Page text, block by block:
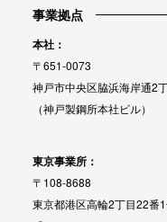
事業拠点
本社：
〒651-0073
神戸市中央区脇浜海岸通2
（神戸製鋼所本社ビル）
東京事業所：
〒108-8688
東京都港区高輪2丁目22番